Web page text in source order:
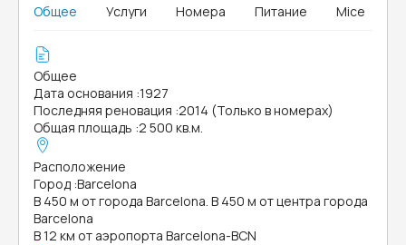
Общее Услуги Номера Питание Mice
Общее
Дата основания :1927
Последняя реновация :2014 (Только в номерах)
Общая площадь :2 500 кв.м.
Расположение
Город :Barcelona
В 450 м от города Barcelona. В 450 м от центра города
Barcelona
В 12 км от аэропорта Barcelona-BCN